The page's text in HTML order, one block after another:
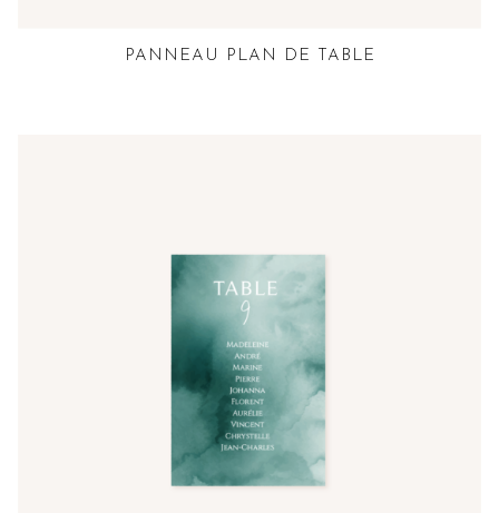
PANNEAU PLAN DE TABLE